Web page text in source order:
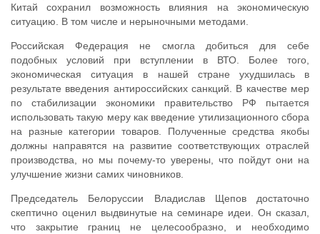
Китай сохранил возможность влияния на экономическую
ситуацию. В том числе и нерыночными методами.
Российская Федерация не смогла добиться для себе
подобных условий при вступлении в ВТО. Более того,
экономическая ситуация в нашей стране ухудшилась в
результате введения антироссийских санкций. В качестве мер
по стабилизации экономики правительство РФ пытается
использовать такую меру как введение утилизационного сбора
на разные категории товаров. Полученные средства якобы
должны направятся на развитие соответствующих отраслей
производства, но мы почему-то уверены, что пойдут они на
улучшение жизни самих чиновников.
Председатель Белоруссии Владислав Щепов достаточно
скептично оценил выдвинутые на семинаре идеи. Он сказал,
что закрытие границ не целесообразно, и необходимо